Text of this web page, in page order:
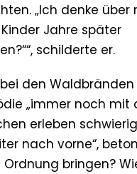
„Ich denke über
Jahre später
schilderte er.
den
„immer noch mit
erleben
nach vorne“,
Ordnung bringen?